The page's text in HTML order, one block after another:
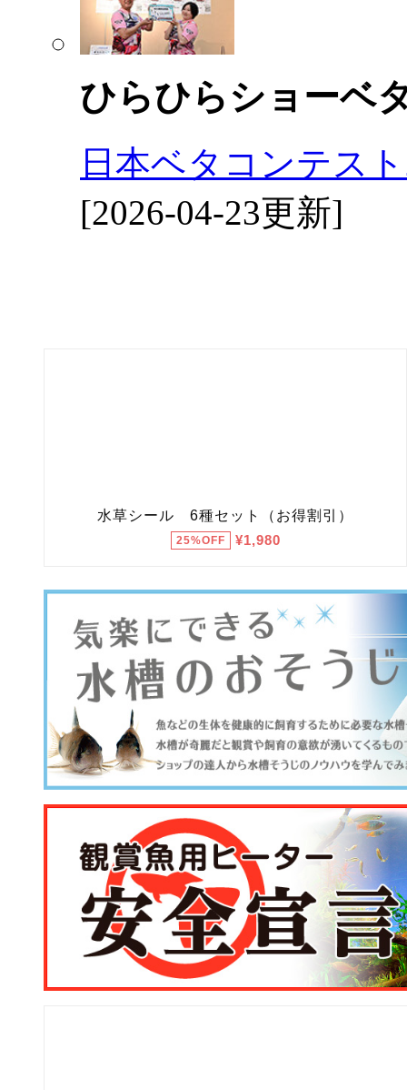
ひらひらショーベ
日本ベタコンテス
[2026-04-23更新]